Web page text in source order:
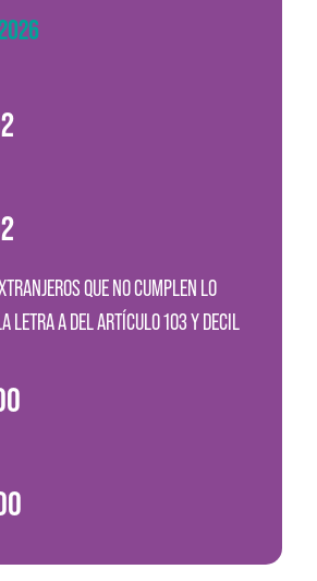
QUE NO CUMPLEN LO
LETRA A DEL ARTÍCULO 103 Y DECIL